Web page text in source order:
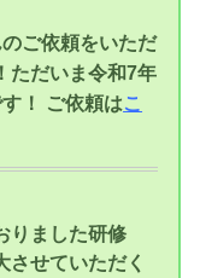
ご依頼をいただ
ただいま令和7年
！ ご依頼はこ
りました研修
させていただく